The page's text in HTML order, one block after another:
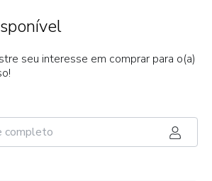
seu interesse em comprar para o(a)